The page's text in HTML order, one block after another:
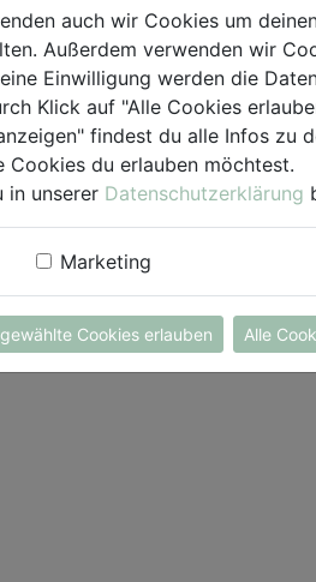
und anschließend in kleine
Auf ein mit Backpapier
legen und im vorgeheizten
ca. 5 Minuten backen, auskühlen
anrichten.
Gurke, Karotten und
und in Gläser oder
auch wir Cookies um
Außerdem verwenden wir
Einwilligung werden die
Klick auf "Alle Cookies
findest du alle Infos zu
Cookies du erlauben möchtest.
in unserer Datenschutzerklärung
Marketing
Cookies erlauben Alle